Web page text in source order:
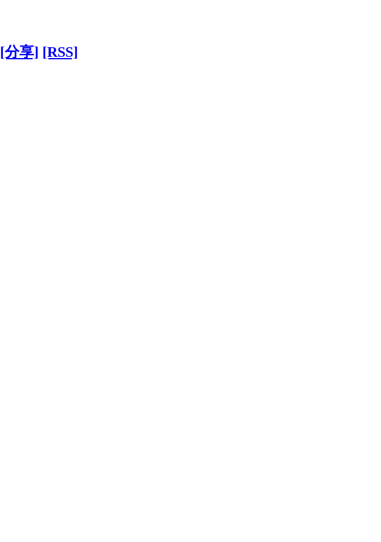
[分享] [RSS]